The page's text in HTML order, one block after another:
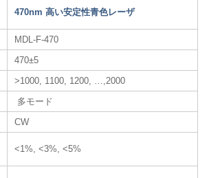
470nm 高い安定性青色レーザ
MDL-F-470
470±5
>1000, 1100, 1200, …,2000
多モード
CW
<1%, <3%, <5%